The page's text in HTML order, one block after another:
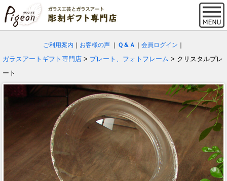
ご利用案内 お客様の声 Ｑ＆Ａ 会員ログイン
ガラスアートギフト専門店 > プレート、フォトフレーム > クリスタルプレ
ート